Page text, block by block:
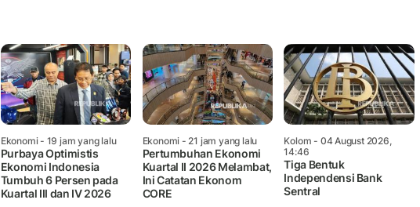
Ekonomi- 19 jam yang lalu
Purbaya Optimistis
Ekonomi Indonesia
Tumbuh 6 Persen pada
Kuartal III dan IV 2026
Ekonomi - 21 jam yang lalu
Pertumbuhan Ekonomi
Kuartal II 2026 Melambat,
Ini Catatan Ekonom
CORE
Kolom - 04 August 2026,
14:46
Tiga Bentuk
Independensi Bank
Sentral